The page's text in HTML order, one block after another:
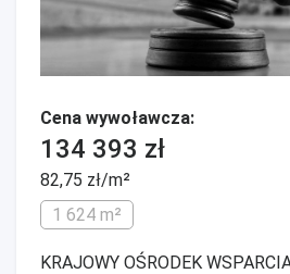
Cena wywoławcza:
134 393 zł
82,75 zł/m²
1 624 m²
KRAJOWY OŚRODEK